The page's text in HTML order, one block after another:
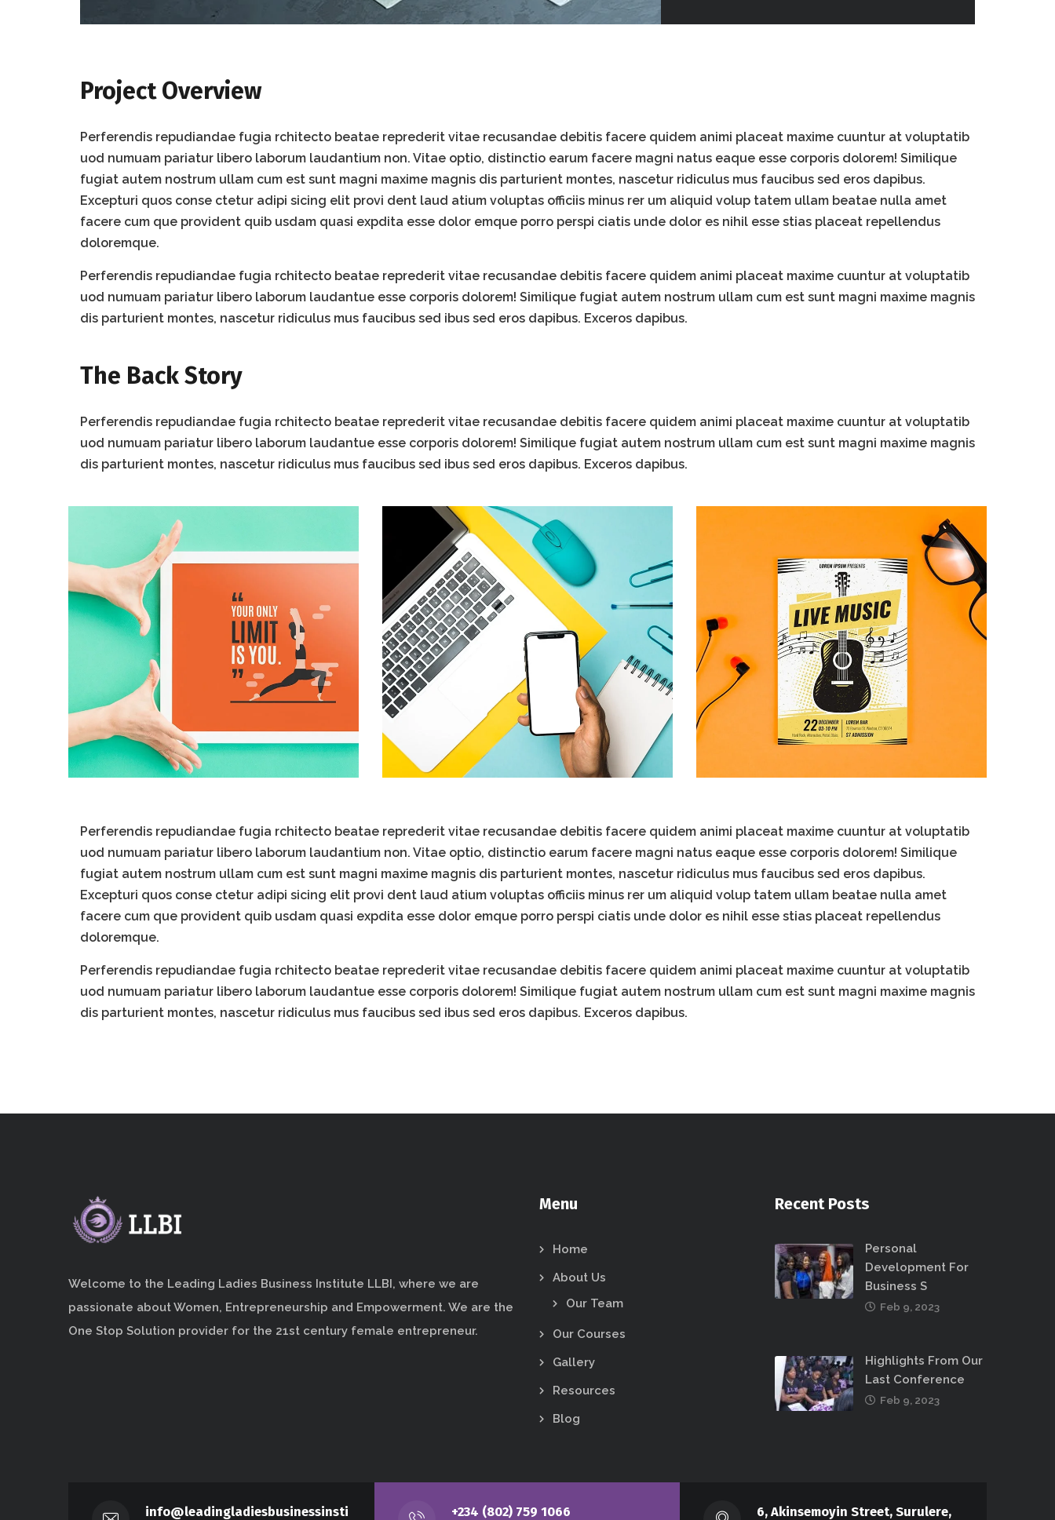
Project Overview
Perferendis repudiandae fugia rchitecto beatae reprederit vitae recusandae debitis facere quidem animi placeat maxime cuuntur at voluptatib
uod numuam pariatur libero laborum laudantium non. Vitae optio, distinctio earum facere magni natus eaque esse corporis dolorem! Similique
fugiat autem nostrum ullam cum est sunt magni maxime magnis dis parturient montes, nascetur ridiculus mus faucibus sed eros dapibus.
Excepturi quos conse ctetur adipi sicing elit provi dent laud atium voluptas officiis minus rer um aliquid volup tatem ullam beatae nulla amet
facere cum que provident quib usdam quasi expdita esse dolor emque porro perspi ciatis unde dolor es nihil esse stias placeat repellendus
doloremque.
Perferendis repudiandae fugia rchitecto beatae reprederit vitae recusandae debitis facere quidem animi placeat maxime cuuntur at voluptatib
uod numuam pariatur libero laborum laudantue esse corporis dolorem! Similique fugiat autem nostrum ullam cum est sunt magni maxime magnis
dis parturient montes, nascetur ridiculus mus faucibus sed ibus sed eros dapibus. Exceros dapibus.
The Back Story
Perferendis repudiandae fugia rchitecto beatae reprederit vitae recusandae debitis facere quidem animi placeat maxime cuuntur at voluptatib
uod numuam pariatur libero laborum laudantue esse corporis dolorem! Similique fugiat autem nostrum ullam cum est sunt magni maxime magnis
dis parturient montes, nascetur ridiculus mus faucibus sed ibus sed eros dapibus. Exceros dapibus.
Perferendis repudiandae fugia rchitecto beatae reprederit vitae recusandae debitis facere quidem animi placeat maxime cuuntur at voluptatib
uod numuam pariatur libero laborum laudantium non. Vitae optio, distinctio earum facere magni natus eaque esse corporis dolorem! Similique
fugiat autem nostrum ullam cum est sunt magni maxime magnis dis parturient montes, nascetur ridiculus mus faucibus sed eros dapibus.
Excepturi quos conse ctetur adipi sicing elit provi dent laud atium voluptas officiis minus rer um aliquid volup tatem ullam beatae nulla amet
facere cum que provident quib usdam quasi expdita esse dolor emque porro perspi ciatis unde dolor es nihil esse stias placeat repellendus
doloremque.
Perferendis repudiandae fugia rchitecto beatae reprederit vitae recusandae debitis facere quidem animi placeat maxime cuuntur at voluptatib
uod numuam pariatur libero laborum laudantue esse corporis dolorem! Similique fugiat autem nostrum ullam cum est sunt magni maxime magnis
dis parturient montes, nascetur ridiculus mus faucibus sed ibus sed eros dapibus. Exceros dapibus.
Welcome to the Leading Ladies Business Institute LLBI, where we are
passionate about Women, Entrepreneurship and Empowerment. We are the
One Stop Solution provider for the 21st century female entrepreneur.
Menu
Home
About Us
Our Team
Our Courses
Gallery
Resources
Blog
Recent Posts
Personal
Development For
Business S
Feb 9, 2023
Highlights From Our
Last Conference
Feb 9, 2023
info@leadingladiesbusinessinsti +234 (802) 759 1066 6, Akinsemoyin Street, Surulere,